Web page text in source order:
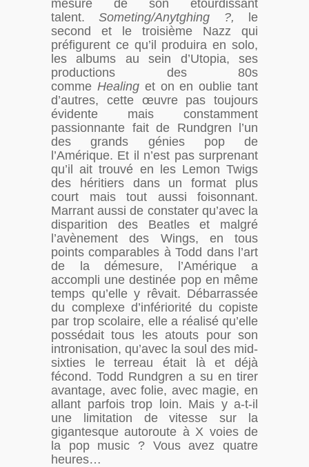
mesure de son étourdissant
talent.Someting/Anytghing ?, le
second et le troisième Nazz qui
préfigurent ce qu’il produira en solo,
les albums au sein d’Utopia, ses
productions des 80s
comme Healinget on en oublie tant
d’autres, cette œuvre pas toujours
évidente mais constamment
passionnante fait de Rundgren l’un
des grands génies pop de
l’Amérique. Et il n’est pas surprenant
qu’il ait trouvé en les Lemon Twigs
des héritiers dans un format plus
court mais tout aussi foisonnant.
Marrant aussi de constater qu’avec la
disparition des Beatles et malgré
l’avènement des Wings, en tous
points comparables à Todd dans l’art
de la démesure, l’Amérique a
accompli une destinée pop en même
temps qu’elle y rêvait. Débarrassée
du complexe d’infériorité du copiste
par trop scolaire, elle a réalisé qu’elle
possédait tous les atouts pour son
intronisation, qu’avec la soul des mid-
sixties le terreau était là et déjà
fécond. Todd Rundgren a su en tirer
avantage, avec folie, avec magie, en
allant parfois trop loin. Mais y a-t-il
une limitation de vitesse sur la
gigantesque autoroute à X voies de
la pop music ? Vous avez quatre
heures…